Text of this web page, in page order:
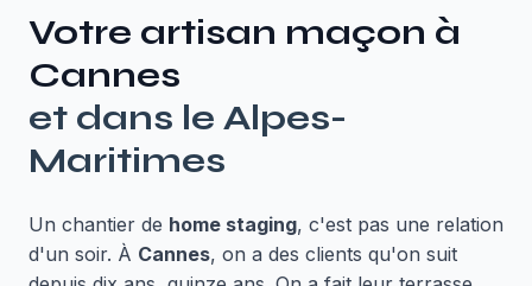
Votre artisan maçon à
Cannes
et dans le Alpes-
Maritimes
Un chantier de home staging, c'est pas une relation
d'un soir. À Cannes, on a des clients qu'on suit